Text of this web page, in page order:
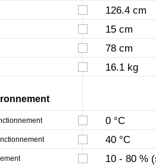
126.4 cm
15 cm
78 cm
16.1 kg
0 °C
40 °C
10 - 80 %